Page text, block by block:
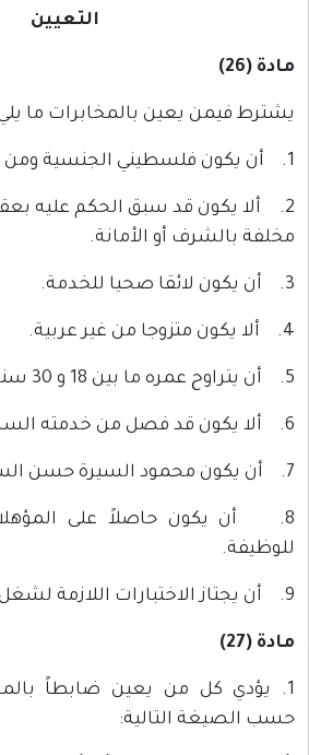
التعيين
مادة (26)
يشترط فيمن يعين بالمخابرات ما
1. أن يكون فلسطيني الجنسية ومن أبوين فلسطينيين.
2. ألا يكون قد سبق الحكم عليه
مخلفة بالشرف أو الأمانة.
3. أن يكون لائقا صحيا للخدمة.
4. ألا يكون متزوجا من غير عربية.
5. أن يتراوح عمره ما بين 18 و 30 سنة.
6. ألا يكون قد فصل من خدمته السابقة بقرار تأديبي.
7. أن يكون محمود السيرة حسن السمعة.
8. أن يكون حاصلاً على
للوظيفة.
9. أن يجتاز الاختبارات اللازمة لشغل الوظيفة.
مادة (27)
1. يؤدي كل من يعين ضابطاً
حسب الصيغة التالية: